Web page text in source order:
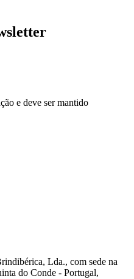
e deve ser mantido
Lda., com sede na
do Conde - Portugal,